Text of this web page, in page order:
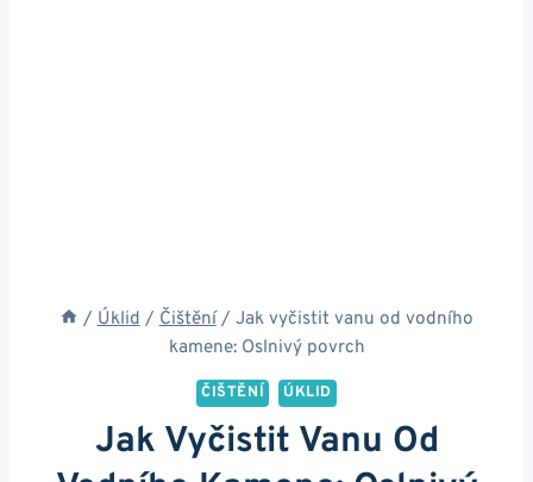
/ Úklid / Čištění / Jak vyčistit vanu od vodního
kamene: Oslnivý povrch
ČIŠTĚNÍ ÚKLID
Jak Vyčistit Vanu Od